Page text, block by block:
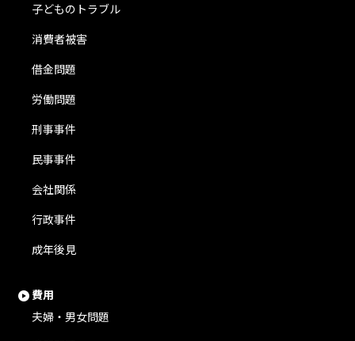
子どものトラブル
消費者被害
借金問題
労働問題
刑事事件
民事事件
会社関係
行政事件
成年後見
費用
夫婦・男女問題